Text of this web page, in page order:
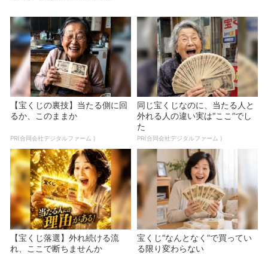
【宝くじの裏技】当たる側に回
るか、このままか
PR(合同会社デジタルファーム )
同じ宝くじなのに、当たる人と
外れる人の違い実は“ここ”でし
た
PR(合同会社デジタルファーム )
【宝くじ落選】外れ続ける流
れ、ここで断ちませんか
宝くじ“なんとなく”で買ってい
る限り変わらない